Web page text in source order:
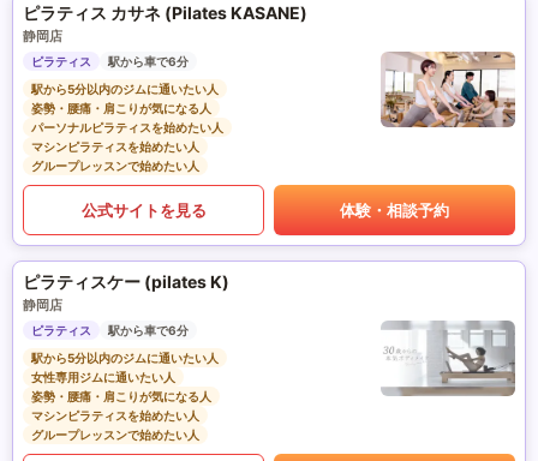
ピラティス カサネ (Pilates KASANE)
静岡店
ピラティス
駅から車で6分
駅から5分以内のジムに通いたい人
姿勢・腰痛・肩こりが気になる人
パーソナルピラティスを始めたい人
マシンピラティスを始めたい人
グループレッスンで始めたい人
公式サイトを見る 体験・相談予約
ピラティスケー (pilates K)
静岡店
ピラティス
駅から車で6分
駅から5分以内のジムに通いたい人
女性専用ジムに通いたい人
姿勢・腰痛・肩こりが気になる人
マシンピラティスを始めたい人
グループレッスンで始めたい人